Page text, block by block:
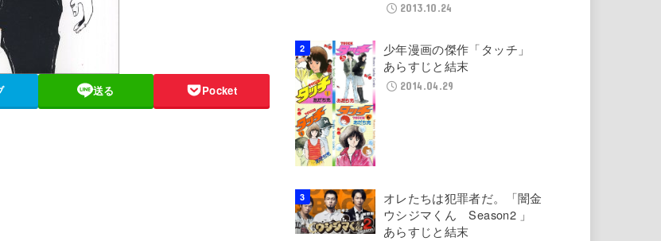
送る Pocket
2013.10.24
少年漫画の傑作「タッチ」
あらすじと結末
2014.04.29
オレたちは犯罪者だ。「闇金
ウシジマくん Season2 」
あらすじと結末